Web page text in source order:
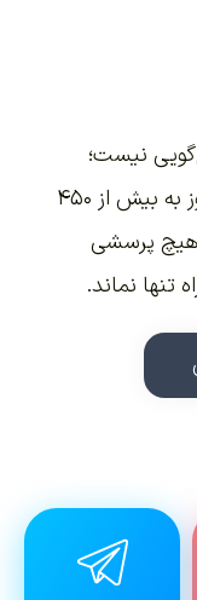
نیست؛
همراهی در مسیر ساختن است. تا امروز به بیش از ۴۵۰
هیچ پرسشی
تنها نماند.